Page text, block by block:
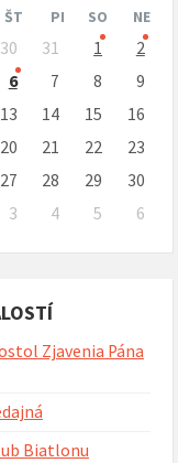
ŠT PI SO NE
30 31 1
2
6 7 8
9
13 14 15
16
20 21 22
23
27 28 29
30
3 4 5
6
Zjavenia Pána
Biatlonu